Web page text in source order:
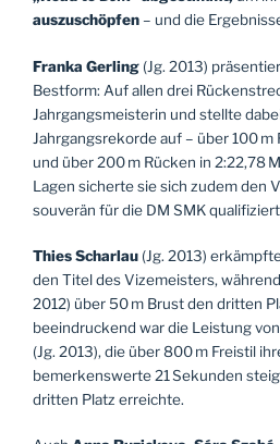
auszuschöpfen– und die
Franka Gerling (Jg. 2013)
Bestform: Auf allen drei
Jahrgangsmeisterin und stellte
Jahrgangsrekorde auf – über 100 m
und über 200 m Rücken in 2:22,78
Lagen sicherte sie sich zudem den
souverän für die DM SMK
Thies Scharlau (Jg. 2013)
den Titel des Vizemeisters, während
2012) über 50 m Brust den dritten
beeindruckend war die Leistung von
(Jg. 2013), die über 800 m Freistil
bemerkenswerte 21 Sekunden
dritten Platz erreichte.